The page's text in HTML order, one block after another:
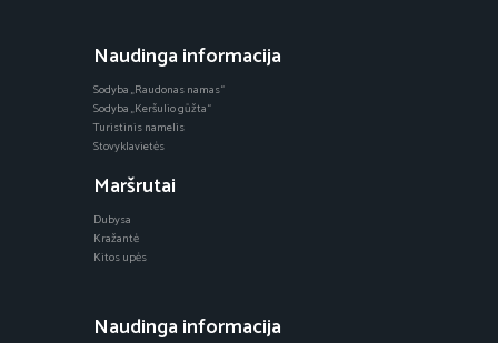
Naudinga informacija
Sodyba „Raudonas namas“
Sodyba „Keršulio gūžta“
Turistinis namelis
Stovyklavietės
Maršrutai
Dubysa
Kražantė
Kitos upės
Naudinga informacija